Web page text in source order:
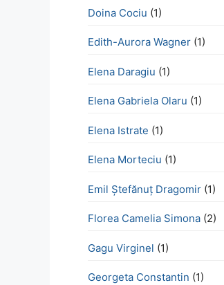
Doina Cociu (1)
Edith-Aurora Wagner (1)
Elena Daragiu (1)
Elena Gabriela Olaru (1)
Elena Istrate (1)
Elena Morteciu (1)
Emil Ștefănuț Dragomir (1)
Florea Camelia Simona (2)
Gagu Virginel (1)
Georgeta Constantin (1)